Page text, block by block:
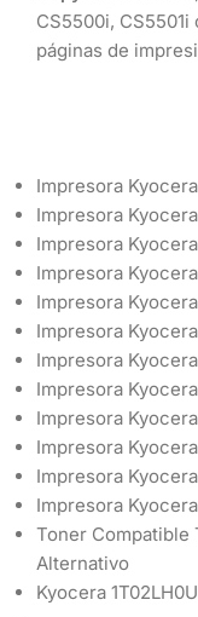
CS5500i,
páginas de
Impresora
Impresora
Impresora
Impresora
Impresora
Impresora
Impresora
Impresora
Impresora
Impresora
Impresora
Impresora
Toner Compatible
Alternativo
Kyocera